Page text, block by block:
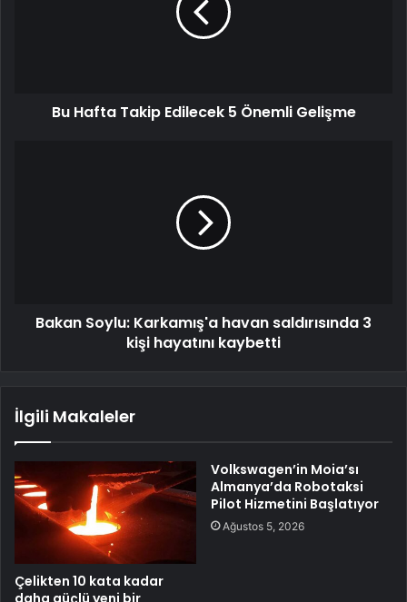
Bu Hafta Takip Edilecek 5 Önemli Gelişme
Bakan Soylu: Karkamış'a havan saldırısında 3
kişi hayatını kaybetti
İlgili Makaleler
Çelikten 10 kata kadar
Volkswagen’in Moia’sı
Almanya’da Robotaksi
Pilot Hizmetini Başlatıyor
Ağustos 5, 2026